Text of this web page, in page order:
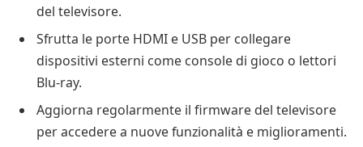
del televisore.
Sfrutta le porte HDMI e USB per collegare
dispositivi esterni come console di gioco o lettori
Blu-ray.
Aggiorna regolarmente il firmware del televisore
per accedere a nuove funzionalità e miglioramenti.